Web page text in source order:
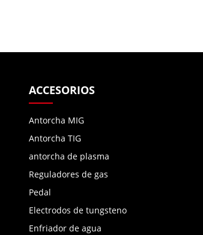
ACCESORIOS
Antorcha MIG
Antorcha TIG
antorcha de plasma
Reguladores de gas
Pedal
Electrodos de tungsteno
Enfriador de agua